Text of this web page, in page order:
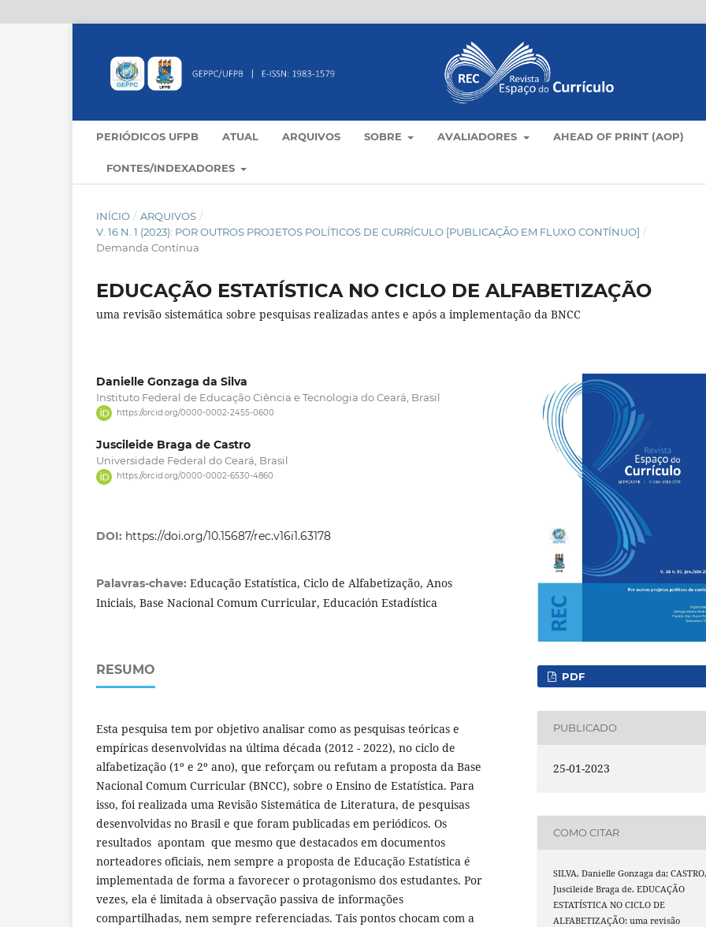
PERIÓDICOS UFPB ATUAL ARQUIVOS SOBRE AVALIADORES AHEAD OF PRINT (AOP)
FONTES/INDEXADORES
INÍCIO / ARQUIVOS /
V. 16 N. 1 (2023): POR OUTROS PROJETOS POLÍTICOS DE CURRÍCULO [PUBLICAÇÃO EM FLUXO CONTÍNUO] /
Demanda Contínua
EDUCAÇÃO ESTATÍSTICA NO CICLO DE ALFABETIZAÇÃO
uma revisão sistemática sobre pesquisas realizadas antes e após a implementação da BNCC
Danielle Gonzaga da Silva
Instituto Federal de Educação Ciência e Tecnologia do Ceará, Brasil
https://orcid.org/0000-0002-2455-0600
Juscileide Braga de Castro
Universidade Federal do Ceará, Brasil
https://orcid.org/0000-0002-6530-4860
DOI: https://doi.org/10.15687/rec.v16i1.63178
Palavras-chave: Educação Estatística, Ciclo de Alfabetização, Anos
Iniciais, Base Nacional Comum Curricular, Educación Estadística
RESUMO
Esta pesquisa tem por objetivo analisar como as pesquisas teóricas e
empíricas desenvolvidas na última década (2012 - 2022), no ciclo de
alfabetização (1º e 2º ano), que reforçam ou refutam a proposta da Base
Nacional Comum Curricular (BNCC), sobre o Ensino de Estatística. Para
isso, foi realizada uma Revisão Sistemática de Literatura, de pesquisas
desenvolvidas no Brasil e que foram publicadas em periódicos. Os
resultados apontam que mesmo que destacados em documentos
norteadores oficiais, nem sempre a proposta de Educação Estatística é
implementada de forma a favorecer o protagonismo dos estudantes. Por
vezes, ela é limitada à observação passiva de informações
compartilhadas, nem sempre referenciadas. Tais pontos chocam com a
PDF
PUBLICADO
25-01-2023
COMO CITAR
SILVA, Danielle Gonzaga da; CASTRO,
Juscileide Braga de. EDUCAÇÃO
ESTATÍSTICA NO CICLO DE
ALFABETIZAÇÃO: uma revisão